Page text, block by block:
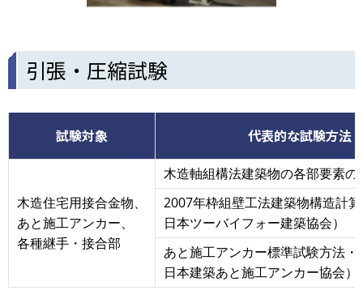
引張・圧縮試験
試験対象 代表的な試験方法
木造住宅用接合金物、
あと施工アンカー、
各種継手・接合部
木造軸組構法建築物の各部要素
2007年枠組壁工法建築物構造計
日本ツーバイフォー建築協会）
あと施工アンカー標準試験方法
日本建築あと施工アンカー協会）